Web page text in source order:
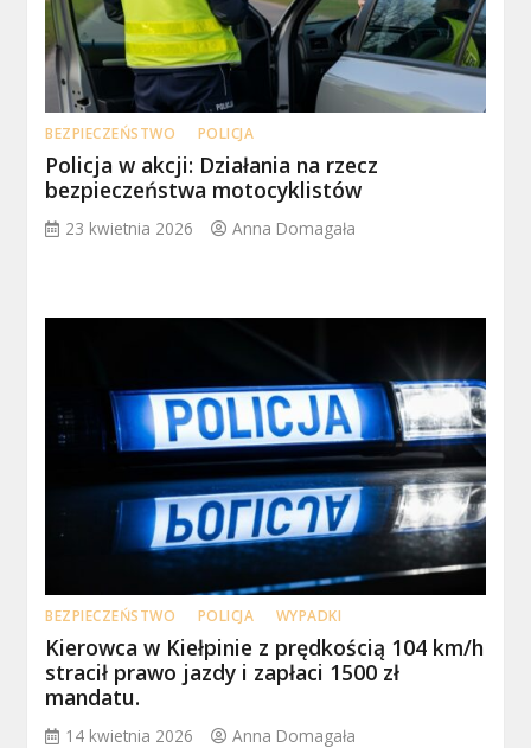
BEZPIECZEŃSTWO POLICJA
Policja w akcji: Działania na rzecz
bezpieczeństwa motocyklistów
23 kwietnia 2026 Anna Domagała
BEZPIECZEŃSTWO POLICJA WYPADKI
Kierowca w Kiełpinie z prędkością 104 km/h
stracił prawo jazdy i zapłaci 1500 zł
mandatu.
14 kwietnia 2026 Anna Domagała